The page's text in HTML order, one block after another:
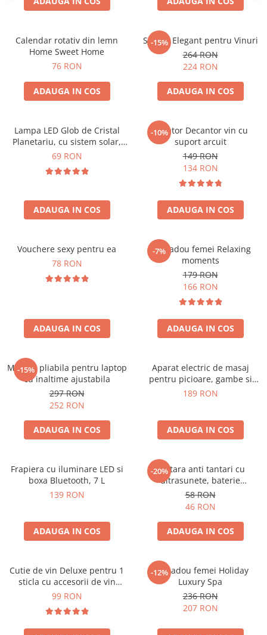
Calendar rotativ din lemn
Home Sweet Home
76 RON
ADAUGA IN COS
-15%
Suport Elegant pentru Vinuri
264 RON
224 RON
ADAUGA IN COS
Lampa LED Glob de Cristal
Planetariu, cu sistem solar,
cadou captivant
69 RON
ADAUGA IN COS
-10%
Aerator Decantor vin cu
suport arcuit
149 RON
134 RON
ADAUGA IN COS
Vouchere sexy pentru ea
78 RON
ADAUGA IN COS
-7%
Set cadou femei Relaxing
moments
179 RON
166 RON
ADAUGA IN COS
-15%
Masuta pliabila pentru laptop
cu inaltime ajustabila
297 RON
252 RON
ADAUGA IN COS
Aparat electric de masaj
pentru picioare, gambe si
brate
189 RON
ADAUGA IN COS
Frapiera cu iluminare LED si
boxa Bluetooth, 7 L
139 RON
ADAUGA IN COS
-20%
Bratara anti tantari cu
ultrasunete, baterie
reincarcabila 90mAh
58 RON
46 RON
ADAUGA IN COS
Cutie de vin Deluxe pentru 1
sticla cu accesorii de vin
incluse piele ecologica de
99 RON
-12%
Set cadou femei Holiday
Luxury Spa
236 RON
207 RON